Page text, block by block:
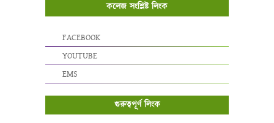
কলেজ সংশ্লিষ্ট লিংক
FACEBOOK
YOUTUBE
EMS
গুরুত্বপূর্ণ লিংক